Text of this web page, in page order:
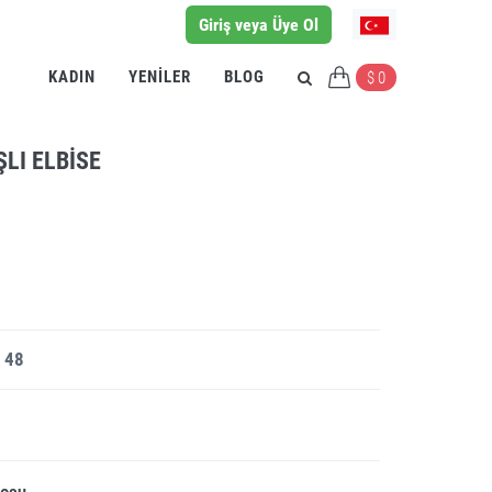
Giriş veya Üye Ol
KADIN YENILER BLOG $ 0
ELBISE
48